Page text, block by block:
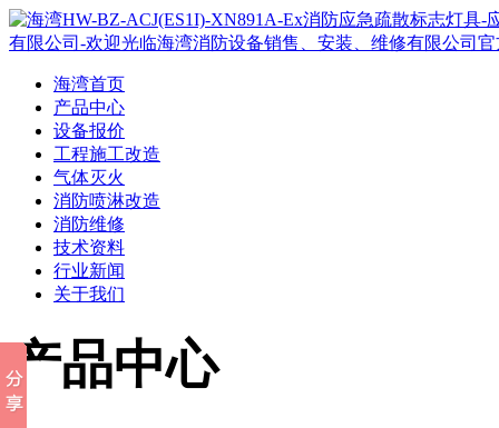
海湾首页
产品中心
设备报价
工程施工改造
气体灭火
消防喷淋改造
消防维修
技术资料
行业新闻
关于我们
产品中心